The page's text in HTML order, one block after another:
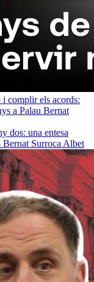
complir els acords:
a Palau Bernat
dos: una entesa
Bernat Surroca Albet